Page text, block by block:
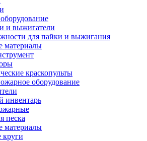
и выжигатели
для пайки и выжигания
материалы
краскопульты
оборудование
инвентарь
песка
материалы
круги